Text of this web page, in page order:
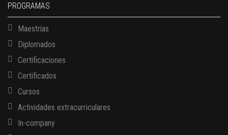
PROGRAMAS
Maestrías
Diplomados
Certificaciones
Certificados
Cursos
Actividades extracurriculares
In-company